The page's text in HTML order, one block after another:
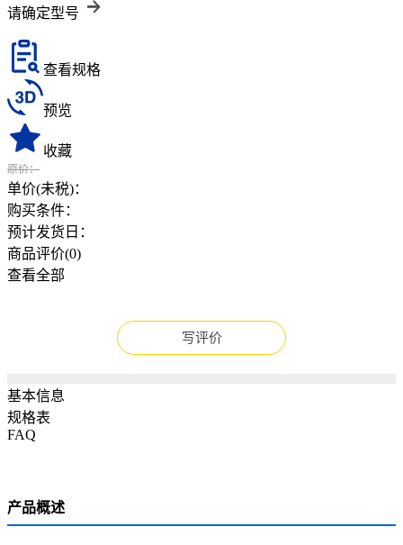
请确定型号
查看规格
预览
收藏
原价：
单价(未税)：
购买条件：
预计发货日：
商品评价(0)
查看全部
写评价
基本信息
规格表
FAQ
产品概述